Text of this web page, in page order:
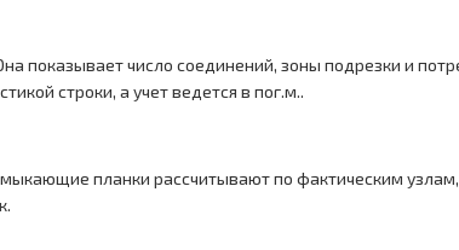
показывает число соединений, зоны подрезки и
строки, а учет ведется в пог.м..
планки рассчитывают по фактическим